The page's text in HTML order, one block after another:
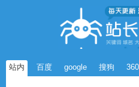
站内 百度 google 搜狗 360